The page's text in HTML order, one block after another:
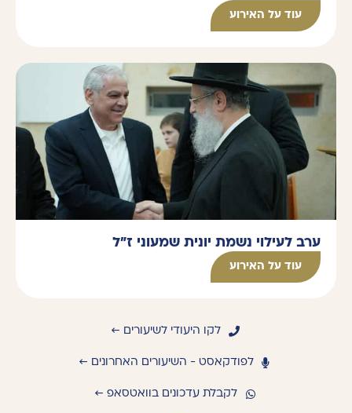
עוד על האירוע
ערב לעילוי נשמת יונית שמעוני ז"ל
עוד על האירוע
לקו היעודי לשיעורים ←
לפודקאסט - השיעורים האחרונים ←
לקבלת עדכונים בוואטסאפ ←